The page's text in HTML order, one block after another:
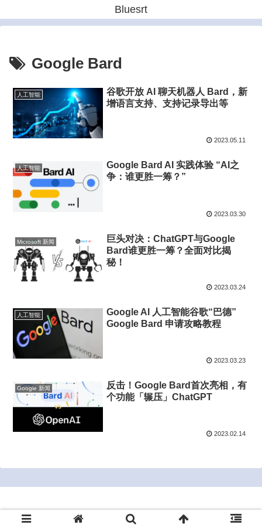
Bluesrt
Google Bard
人工智能
谷歌开放 AI 聊天机器人 Bard，新
增语言支持、支持记录导出等
2023.05.11
人工智能
Google Bard AI 实践体验 “AI之
争：谁更胜一筹？”
2023.03.30
Microsoft 新闻
巨头对决：ChatGPT与Google
Bard谁更胜一筹？全面对比揭
秘！
2023.03.24
人工智能
Google AI 人工智能谷歌“巴德”
Google Bard 申请攻略教程
2023.03.23
Google 新闻
反击！Google Bard首次亮相，有
个功能「辗压」ChatGPT
2023.02.14
Copyright © 2022-2026 bluesrt.com All Rights Reserved.